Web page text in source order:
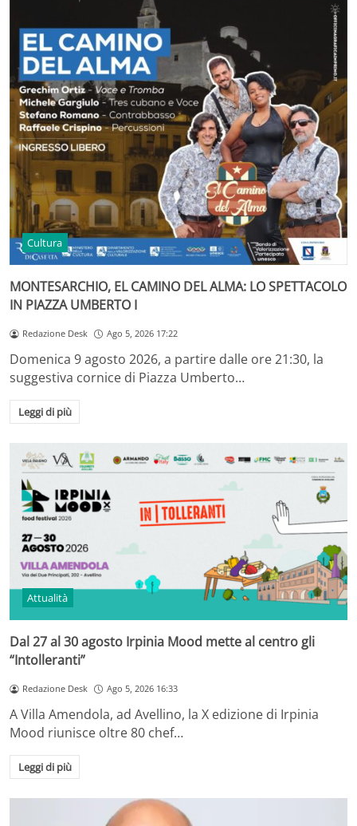
Cultura
MONTESARCHIO, EL CAMINO DEL ALMA: LO SPETTACOLO
IN PIAZZA UMBERTO I
Redazione Desk Ago 5, 2026 17:22
Domenica 9 agosto 2026, a partire dalle ore 21:30, la
suggestiva cornice di Piazza Umberto…
Leggi di più
Attualità
Dal 27 al 30 agosto Irpinia Mood mette al centro gli
“Intolleranti”
Redazione Desk Ago 5, 2026 16:33
A Villa Amendola, ad Avellino, la X edizione di Irpinia
Mood riunisce oltre 80 chef…
Leggi di più